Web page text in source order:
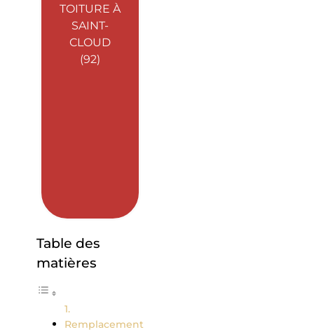
TOITURE À
SAINT-
CLOUD
(92)
Table des
matières
Remplacement